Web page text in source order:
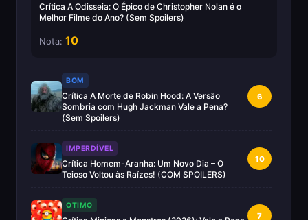
Crítica A Odisseia: O Épico de Christopher Nolan é o
Melhor Filme do Ano? (Sem Spoilers)
Nota: 10
BOM
Crítica A Morte de Robin Hood: A Versão
Sombria com Hugh Jackman Vale a Pena?
(Sem Spoilers)
6
IMPERDÍVEL
Crítica Homem-Aranha: Um Novo Dia – O
Teioso Voltou às Raízes! (COM SPOILERS)
10
OTIMO
7